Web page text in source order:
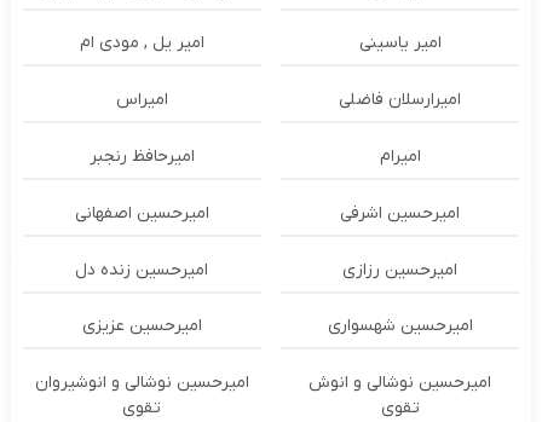
امیر یاسینی امیر یل , مودی ام
امیرارسلان فاضلی امیراس
امیرام امیرحافظ رنجبر
امیرحسین اشرفی امیرحسین اصفهانی
امیرحسین رزازی امیرحسین زنده دل
امیرحسین شهسواری امیرحسین عزیزی
امیرحسین نوشالی و انوش
تقوی
امیرحسین نوشالی و انوشیروان
تقوی